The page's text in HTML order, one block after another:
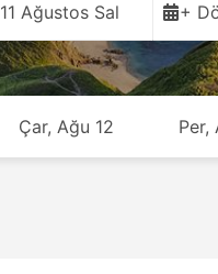
11 Ağustos Sal +
Çar, Ağu 12 Per,